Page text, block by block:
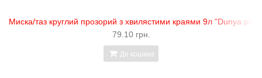
Миска/таз круглий прозорий з хвилястими краями 9л "Dunya
79.10 грн.
До кошика